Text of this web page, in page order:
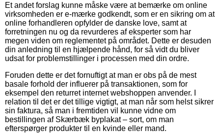
Et andet forslag kunne måske være at bemærke om online
virksomheden er e-mærke godkendt, som er en sikring om at
online forhandleren opfylder de danske love, samt at
forretningen nu og da revurderes af eksperter som har
megen viden om reglementet på området. Dette er desuden
din anledning til en hjælpende hånd, for så vidt du bliver
udsat for problemstillinger i processen med din ordre.
Foruden dette er det fornuftigt at man er obs på de mest
basale forhold der influerer på transaktionen, som for
eksempel den returret internet webshoppen anvender. I
relation til det er det tillige vigtigt, at man når som helst sikrer
sin faktura, så man i fremtiden vil kunne vidne om
bestillingen af Skærbæk byplakat – sort, om man
efterspørger produkter til en kvinde eller mand.